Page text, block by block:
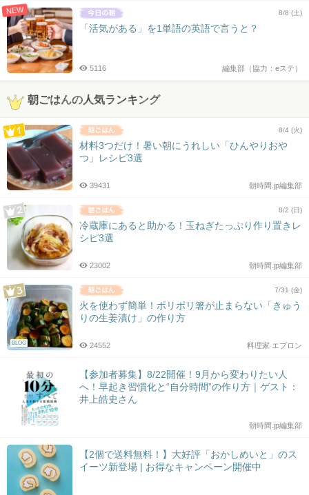
NEW 8/8 (土)
「活気がある」を1単語の英語で言うと？
編集部（協力：eステ）
5116
朝ごはんの人気ランキング
8/4 (火)
材料3つだけ！暑い朝にうれしい「ひんやりおや
つ」レシピ3選
朝時間.jp編集部
39431
8/2 (日)
冷蔵庫にあると助かる！玉ねぎたっぷり作り置きレ
シピ3選
朝時間.jp編集部
23002
BLOG
7/31 (金)
火を使わず簡単！ポリポリ箸が止まらない「きゅう
りの生姜漬け」の作り方
料理家 エプロン
24552
【参加者募集】8/22開催！9月から変わりたい人
へ！早起き習慣化と“自分時間”の作り方｜ゲスト：
井上皓史さん
朝時間.jp編集部
【2個で送料無料！】大好評「おかしめいと」のス
イーツ新登場 | お得なキャンペーン開催中